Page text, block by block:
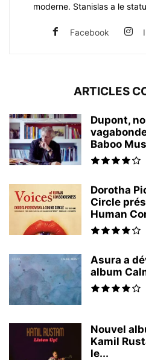
moderne. Stanislas a le
Facebook
ARTICLES
Dupont,
Baboo
Dorotha
Circle
Human
Asura a
album
Nouvel
Kamil
le...